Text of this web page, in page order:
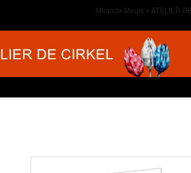
Miranda Meurs ATELIER